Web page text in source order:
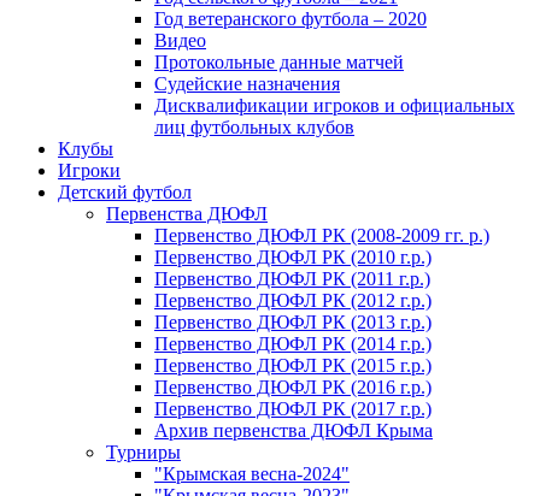
Год ветеранского футбола – 2020
Видео
Протокольные данные матчей
Судейские назначения
Дисквалификации игроков и официальных
лиц футбольных клубов
Клубы
Игроки
Детский футбол
Первенства ДЮФЛ
Первенство ДЮФЛ РК (2008-2009 гг. р.)
Первенство ДЮФЛ РК (2010 г.р.)
Первенство ДЮФЛ РК (2011 г.р.)
Первенство ДЮФЛ РК (2012 г.р.)
Первенство ДЮФЛ РК (2013 г.р.)
Первенство ДЮФЛ РК (2014 г.р.)
Первенство ДЮФЛ РК (2015 г.р.)
Первенство ДЮФЛ РК (2016 г.р.)
Первенство ДЮФЛ РК (2017 г.р.)
Архив первенства ДЮФЛ Крыма
Турниры
"Крымская весна-2024"